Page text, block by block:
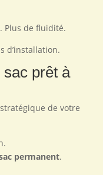
Plus de fluidité.
d’installation.
prêt à
de votre
permanent.